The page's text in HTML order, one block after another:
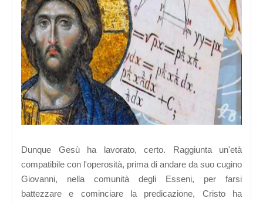
Dunque Gesù ha lavorato, certo. Raggiunta un'età
compatibile con l'operosità, prima di andare da suo cugino
Giovanni, nella comunità degli Esseni, per farsi
battezzare e cominciare la predicazione, Cristo ha